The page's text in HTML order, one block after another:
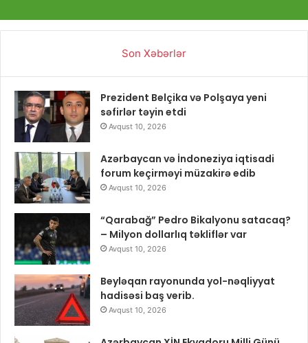
Son Xəbərlər
Prezident Belçika və Polşaya yeni
səfirlər təyin etdi
Avqust 10, 2026
Azərbaycan və İndoneziya iqtisadi
forum keçirməyi müzakirə edib
Avqust 10, 2026
“Qarabağ” Pedro Bikalyonu satacaq?
– Milyon dollarlıq təkliflər var
Avqust 10, 2026
Beyləqan rayonunda yol-nəqliyyat
hadisəsi baş verib.
Avqust 10, 2026